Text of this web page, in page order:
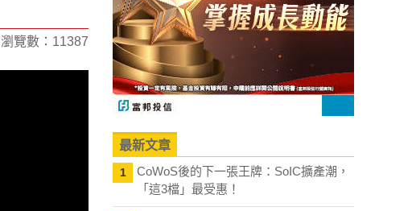
瀏覽數：11387
最新文章
1
CoWoS後的下一張王牌：SoIC擴產潮，
「這3檔」最受惠！